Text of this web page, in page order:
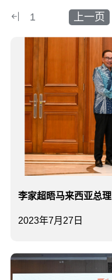
1 上一页
2023年7月27日
李家超晤马来西亚总理